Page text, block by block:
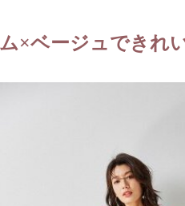
×ベージュできれ